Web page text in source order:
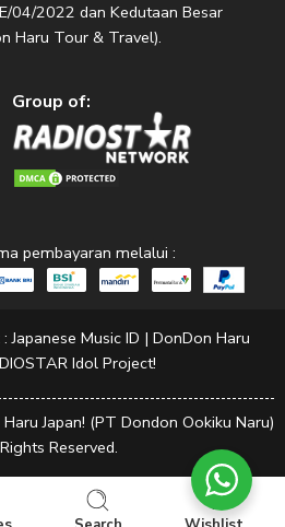
04/2022 dan Kedutaan Besar
Haru Tour & Travel).
Group of:
pembayaran melalui :
:Japanese Music ID | DonDon Haru
Idol Project!
Japan! (PT Dondon Ookiku Naru)
Reserved.